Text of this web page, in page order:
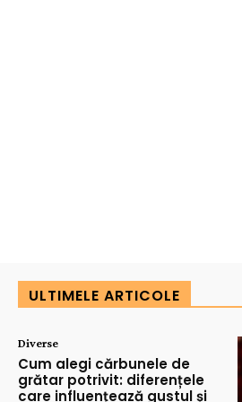
ULTIMELE ARTICOLE
Diverse
Cum alegi cărbunele de
grătar potrivit: diferențele
care influențează gustul și